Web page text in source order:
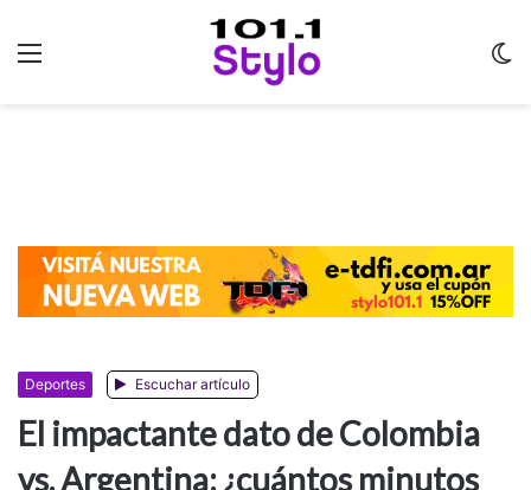
Deportes Escuchar artículo
El impactante dato de Colombia
vs. Argentina: ¿cuántos minutos